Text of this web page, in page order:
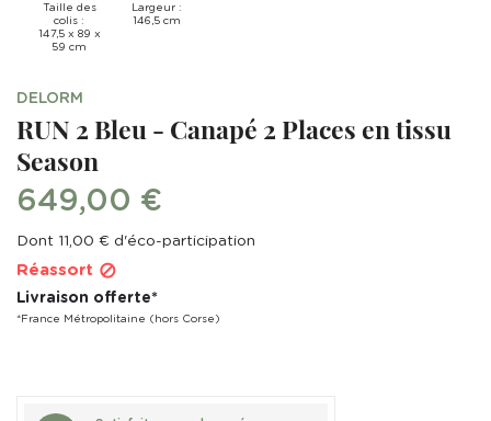
Taille des
colis :
147,5 x 89 x
59 cm
Largeur :
146,5 cm
DELORM
RUN 2 Bleu - Canapé 2 Places en tissu
Season
649,00 €
Dont 11,00 € d'éco-participation
Réassort 
Livraison offerte*
*France Métropolitaine (hors Corse)